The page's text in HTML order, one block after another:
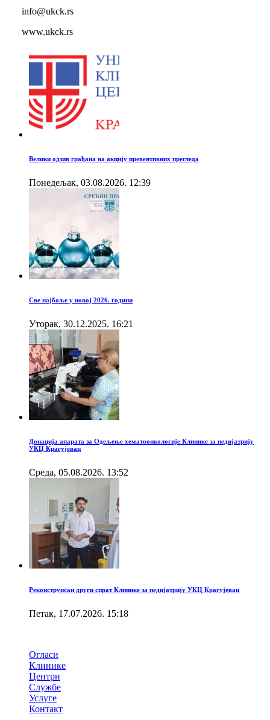
info@ukck.rs
www.ukck.rs
Велики одзив грађана на акцију превентивних прегледа
Понедељак, 03.08.2026. 12:39
Све најбоље у новој 2026. години
Уторак, 30.12.2025. 16:21
Донација апарата за Одељење хематоонкологије Клинике за педијатрију
УКЦ Крагујевац
Cреда, 05.08.2026. 13:52
Реконструисан други спрат Клинике за педијатрију УКЦ Крагујевац
Петак, 17.07.2026. 15:18
Огласи
Клинике
Центри
Службе
Услуге
Контакт